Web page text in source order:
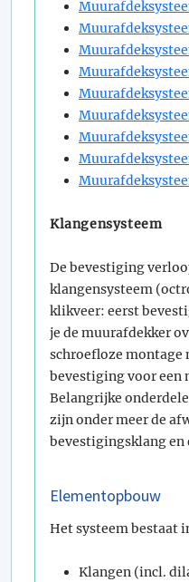
Klangensysteem
De bevestiging
klangensysteem
klikveer: eerst
je de muurafdekker
schroefloze
bevestiging voor een
Belangrijke
zijn onder meer de
bevestigingsklang
Elementopbouw
Het systeem bestaat
Klangen (incl.